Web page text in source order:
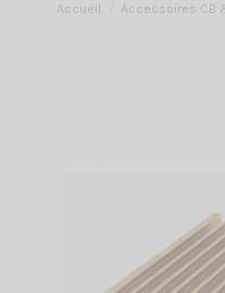
Accueil Accessoires CB